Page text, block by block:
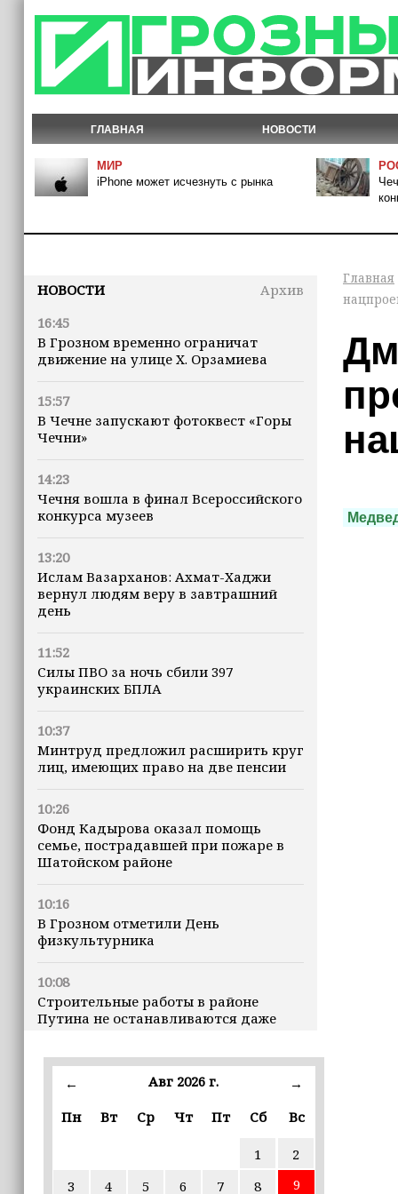
ГЛАВНАЯ НОВОСТИ
МИР
iPhone может исчезнуть с рынка
НОВОСТИ
Архив
16:45
В Грозном временно ограничат
движение на улице Х. Орзамиева
15:57
В Чечне запускают фотоквест «Горы
Чечни»
14:23
Чечня вошла в финал Всероссийского
конкурса музеев
13:20
Ислам Вазарханов: Ахмат-Хаджи
вернул людям веру в завтрашний
день
11:52
Силы ПВО за ночь сбили 397
украинских БПЛА
10:37
Минтруд предложил расширить круг
лиц, имеющих право на две пенсии
10:26
Фонд Кадырова оказал помощь
семье, пострадавшей при пожаре в
Шатойском районе
10:16
В Грозном отметили День
физкультурника
10:08
Строительные работы в районе
Путина не останавливаются даже
марта
В пяти школах столицы обновляют
← Авг 2026 г.
→
Пн
Вт Ср Чт Пт Сб Вс
1
2
3
4 5 6 7 8
9
Главная